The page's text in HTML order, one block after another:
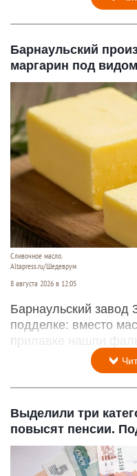
Барнаульский
маргарин под
Сливочное масло.
Altapress.ru/Шедеврум
8 августа 2026 в 12:05
Барнаульский завод
подделке: вместо
прилавке нашли
Выделили три
повысят пенсии.